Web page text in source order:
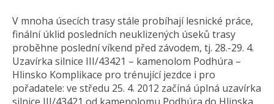
V mnoha úsecích trasy stále probíhají lesnické práce,
finální úklid posledních neuklizených úseků trasy
proběhne poslední víkend před závodem, tj. 28.-29. 4.
Uzavírka silnice III/43421 – kamenolom Podhúra –
Hlinsko Komplikace pro trénující jezdce i pro
pořadatele: ve středu 25. 4. 2012 začíná úplná uzavírka